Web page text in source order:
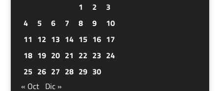
1
2
3
4
5 6 7 8 9
10
11 12 13 14 15 16 17
18 19 20 21 22 23 24
25 26 27 28 29 30
« Oct Dic »